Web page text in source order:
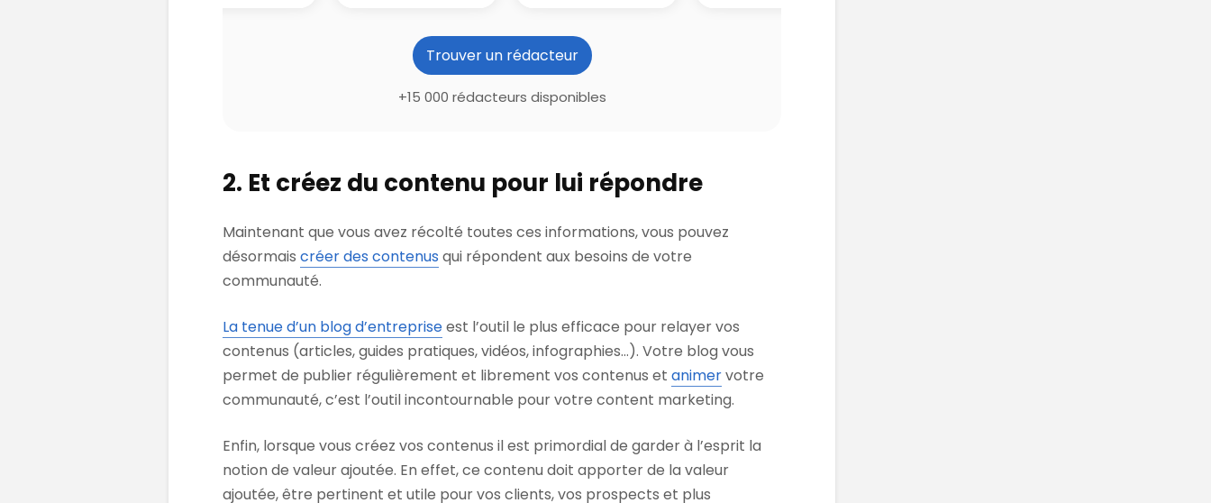
Trouver un rédacteur
+15 000 rédacteurs disponibles
2. Et créez du contenu pour lui répondre
Maintenant que vous avez récolté toutes ces informations, vous pouvez
désormais créer des contenus qui répondent aux besoins de votre
communauté.
La tenue d’un blog d’entrepriseest l’outil le plus efficace pour relayer vos
contenus (articles, guides pratiques, vidéos, infographies…). Votre blog vous
permet de publier régulièrement et librement vos contenus et animervotre
communauté, c’est l’outil incontournable pour votre content marketing.
Enfin, lorsque vous créez vos contenus il est primordial de garder à l’esprit la
notion de valeur ajoutée. En effet, ce contenu doit apporter de la valeur
ajoutée, être pertinent et utile pour vos clients, vos prospects et plus